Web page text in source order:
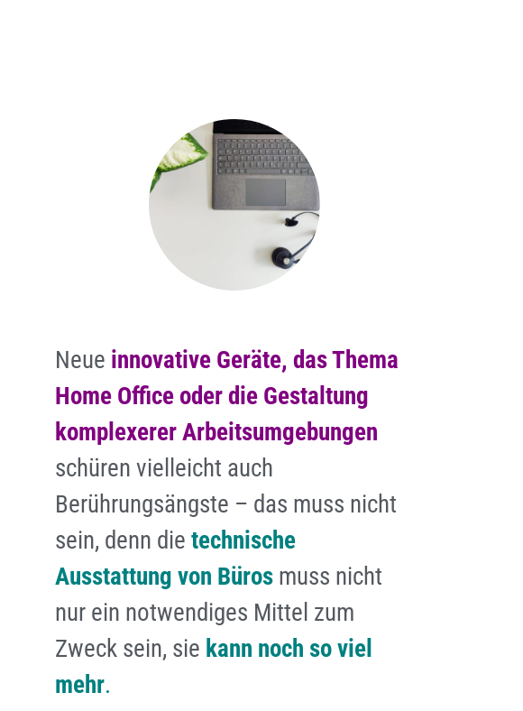
Neue innovative Geräte, das Thema
Home Office oder die Gestaltung
komplexerer Arbeitsumgebungen
schüren vielleicht auch
Berührungsängste – das muss nicht
sein, denn dietechnische
Ausstattung von Büros muss nicht
nur ein notwendiges Mittel zum
Zweck sein, sie kann noch so viel
mehr.